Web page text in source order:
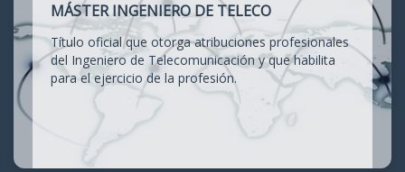
MÁSTER INGENIERO DE TELECO
Título oficial que otorga atribuciones profesionales
del Ingeniero de Telecomunicación y que habilita
para el ejercicio de la profesión.